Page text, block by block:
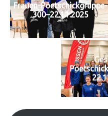
Frauen-Poetschickgruppe-
300–22.11.2025